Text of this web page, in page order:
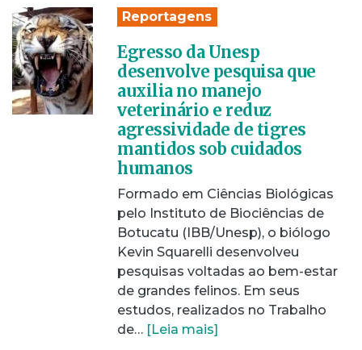
Reportagens
Egresso da Unesp
desenvolve pesquisa que
auxilia no manejo
veterinário e reduz
agressividade de tigres
mantidos sob cuidados
humanos
Formado em Ciências Biológicas
pelo Instituto de Biociências de
Botucatu (IBB/Unesp), o biólogo
Kevin Squarelli desenvolveu
pesquisas voltadas ao bem-estar
de grandes felinos. Em seus
estudos, realizados no Trabalho
de… [Leia mais]